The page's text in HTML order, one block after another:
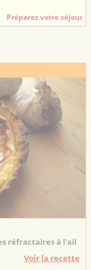
Préparez votre séjour
réfractaires à l'ail
Voir la recette